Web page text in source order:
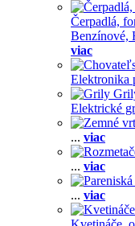
Čerpadlá,
Benzínové,
viac
Elektronika
Elektrické
... viac
... viac
... viac